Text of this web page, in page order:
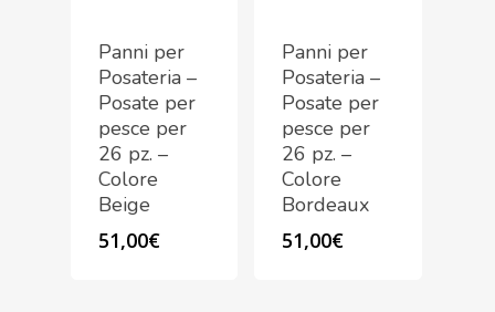
Panni per
Posateria –
Posate per
pesce per
26 pz. –
Colore
Beige
51,00€
Panni per
Posateria –
Posate per
pesce per
26 pz. –
Colore
Bordeaux
51,00€